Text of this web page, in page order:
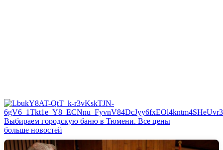
Выбираем городскую баню в Тюмени. Все цены
больше новостей